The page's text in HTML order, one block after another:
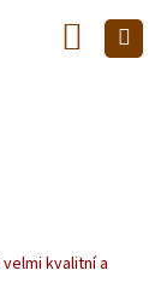
KOŠÍK
velmi kvalitní a